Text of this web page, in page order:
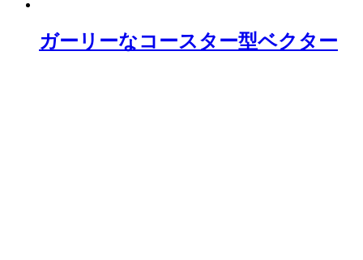
ガーリーなコースター型ベクター